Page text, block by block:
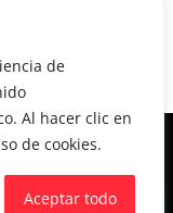
de
Al hacer clic en
de cookies.
Aceptar todo